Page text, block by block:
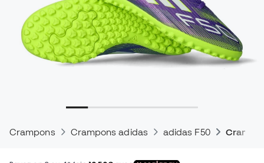
Crampons Crampons adidas adidas F50